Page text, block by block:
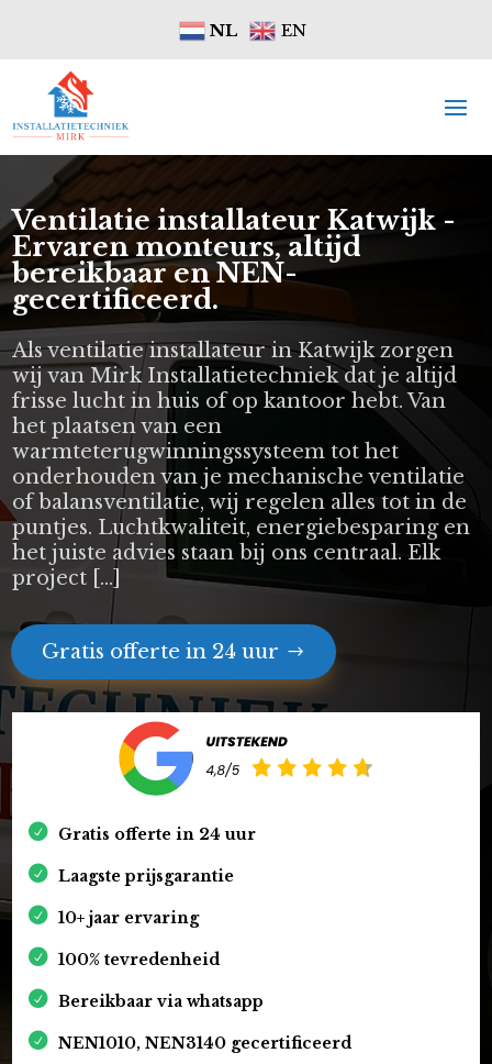
NL EN
Ventilatie installateur Katwijk -
Ervaren monteurs, altijd
bereikbaar en NEN-
gecertificeerd.
Als ventilatie installateur in Katwijk zorgen
wij van Mirk Installatietechniek dat je altijd
frisse lucht in huis of op kantoor hebt. Van
het plaatsen van een
warmteterugwinningssysteem tot het
onderhouden van je mechanische ventilatie
of balansventilatie, wij regelen alles tot in de
puntjes. Luchtkwaliteit, energiebesparing en
het juiste advies staan bij ons centraal. Elk
project […]
Gratis offerte in 24 uur
Gratis offerte in 24 uur
Laagste prijsgarantie
10+ jaar ervaring
100% tevredenheid
Bereikbaar via whatsapp
NEN1010, NEN3140 gecertificeerd